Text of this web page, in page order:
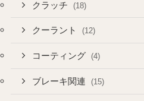
クラッチ (18)
クーラント (12)
コーティング (4)
ブレーキ関連 (15)